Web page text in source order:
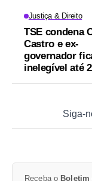
Justiça & Direito
TSE condena
Castro e ex-
governador
inelegível até
Siga-
Receba o Boletim